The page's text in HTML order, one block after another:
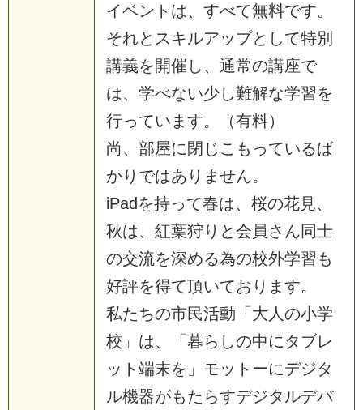
イベントは、すべて無料です。
それとスキルアップとして特別
講義を開催し、通常の講座で
は、学べない少し難解な学習を
行っています。（有料）
尚、部屋に閉じこもっているば
かりではありません。
iPadを持って春は、桜の花見、
秋は、紅葉狩りと会員さん同士
の交流を深める為の校外学習も
好評を得て頂いております。
私たちの市民活動「大人の小学
校」は、「暮らしの中にタブレ
ット端末を」モットーにデジタ
ル機器がもたらすデジタルデバ